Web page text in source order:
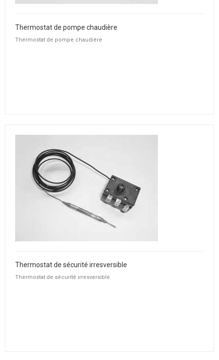
Thermostat de pompe chaudière
Thermostat de pompe chaudière
Thermostat de sécurité irresversible
Thermostat de sécurité irresversible